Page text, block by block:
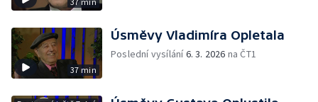
37 min
Úsměvy Vladimíra Opletala
Poslední vysílání6. 3. 2026 na ČT1